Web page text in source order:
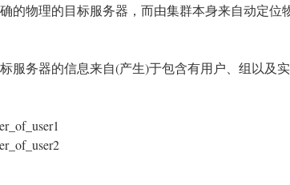
的物理的目标服务器，而由集群本身来自动定位
服务器的信息来自(产生)于包含有用户、组以及